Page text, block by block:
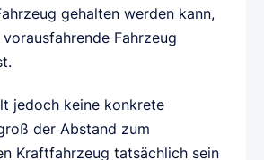
gehalten werden kann,
Fahrzeug
jedoch keine konkrete
der Abstand zum
Kraftfahrzeug tatsächlich sein